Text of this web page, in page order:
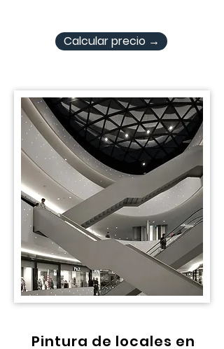
Calcular precio →
Pintura de locales en